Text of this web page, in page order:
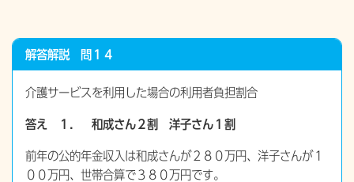
解答解説 問１４
介護サービスを利用した場合の利用者負担割合
答え １． 和成さん２割 洋子さん１割
前年の公的年金収入は和成さんが２８０万円、洋子さんが１
００万円、世帯合算で３８０万円です。